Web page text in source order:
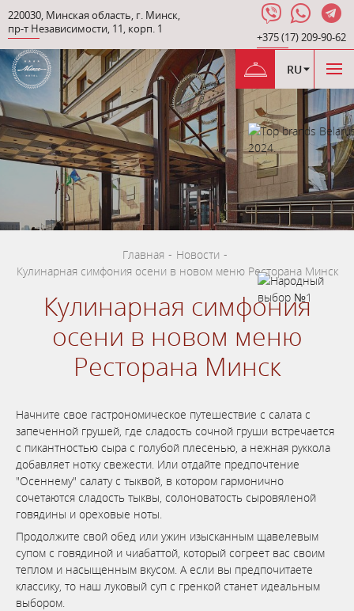
+375 (17) 209-90-62
220030, Минская область, г. Минск,
пр-т Независимости, 11, корп. 1
RU
Главная - Новости -
Кулинарная симфония осени в новом меню Ресторана Минск
Кулинарная симфония
осени в новом меню
Ресторана Минск
Начните свое гастрономическое путешествие с салата с
запеченной грушей, где сладость сочной груши встречается
с пикантностью сыра с голубой плесенью, а нежная руккола
добавляет нотку свежести. Или отдайте предпочтение
"Осеннему" салату с тыквой, в котором гармонично
сочетаются сладость тыквы, солоноватость сыровяленой
говядины и ореховые ноты.
Продолжите свой обед или ужин изысканным щавелевым
супом с говядиной и чиабаттой, который согреет вас своим
теплом и насыщенным вкусом. А если вы предпочитаете
классику, то наш луковый суп с гренкой станет идеальным
выбором.